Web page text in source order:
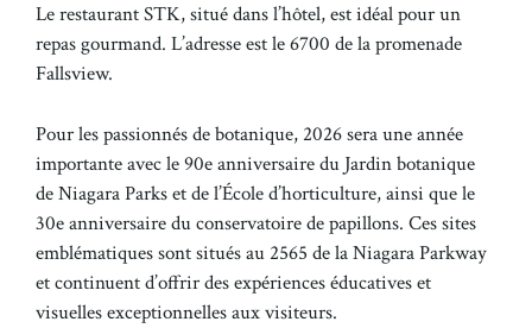
Le restaurant STK, situé dans l’hôtel, est idéal pour un
repas gourmand. L’adresse est le 6700 de la promenade
Fallsview.
Pour les passionnés de botanique, 2026 sera une année
importante avec le 90e anniversaire du Jardin botanique
de Niagara Parks et de l’École d’horticulture, ainsi que le
30e anniversaire du conservatoire de papillons. Ces sites
emblématiques sont situés au 2565 de la Niagara Parkway
et continuent d’offrir des expériences éducatives et
visuelles exceptionnelles aux visiteurs.